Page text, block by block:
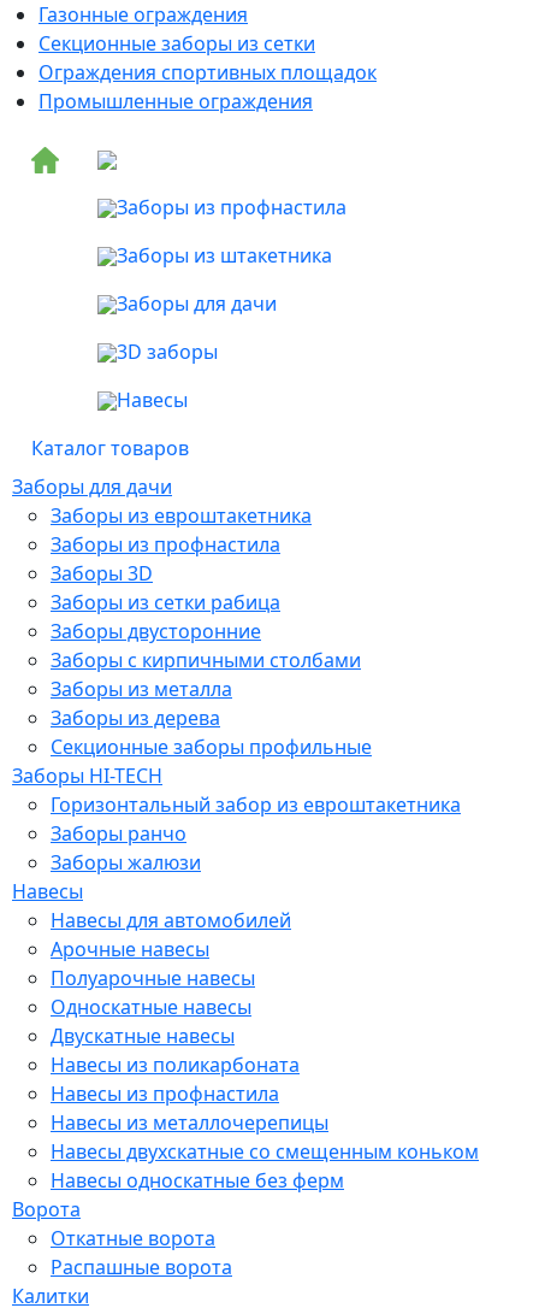
Газонные ограждения
Секционные заборы из сетки
Ограждения спортивных площадок
Промышленные ограждения
Заборы из профнастила
Заборы из штакетника
Заборы для дачи
3D заборы
Навесы
Каталог товаров
Заборы для дачи
Заборы из евроштакетника
Заборы из профнастила
Заборы 3D
Заборы из сетки рабица
Заборы двусторонние
Заборы с кирпичными столбами
Заборы из металла
Заборы из дерева
Секционные заборы профильные
Заборы HI-TECH
Горизонтальный забор из евроштакетника
Заборы ранчо
Заборы жалюзи
Навесы
Навесы для автомобилей
Арочные навесы
Полуарочные навесы
Односкатные навесы
Двускатные навесы
Навесы из поликарбоната
Навесы из профнастила
Навесы из металлочерепицы
Навесы двухскатные со смещенным коньком
Навесы односкатные без ферм
Ворота
Откатные ворота
Распашные ворота
Калитки